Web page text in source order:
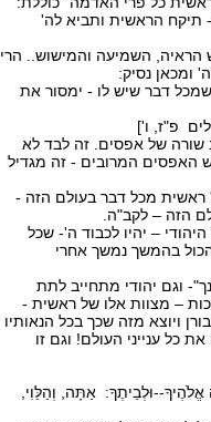
תיקח הראשית ותביא לה'
הראיה, השמיעה והמישוש.. הרי
ומכאן נסיק:
דבר שיש לו - ימסור את
פ"ז, ו']
של אפסים. זה לבד לא
המרובים - זה מגדיל
ראשית מכל דבר בעולם הזה -
הזה – לקב"ה.
– יהיו לכבוד ה'- שכל
בהמשך נמשך אחרי
וגם יהודי מתחייב לתת
– מצוות אלו של ראשית -
ויוצא מזה שכך בכל הנאותיו
כל ענייני העולם! וגם זו
וּלְבֵיתֶךָ: אַתָּה, וְהַלֵּוִי,